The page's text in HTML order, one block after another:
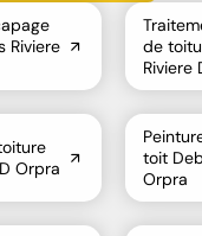
Riviere
de
Riviere
Orpra
toit
Orpra